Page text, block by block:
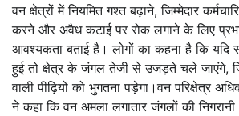
वन क्षेत्रों में नियमित गश्त बढ़ाने, जिम्मेदार
करने और अवैध कटाई पर रोक लगाने के लिए
आवश्यकता बताई है। लोगों का कहना है कि यदि
हुई तो क्षेत्र के जंगल तेजी से उजड़ते चले जाएंगे,
वाली पीढ़ियों को भुगतना पड़ेगा।वन परिक्षेत्र
ने कहा कि वन अमला लगातार जंगलों की